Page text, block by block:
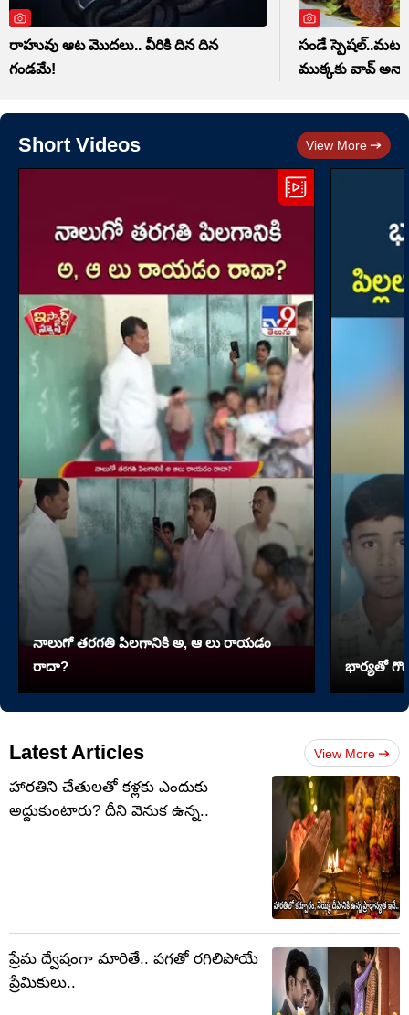
రాహువు ఆట మొదలు.. వీరికి దిన దిన
గండమే!
సండే స్పెషల్..మటన్
ముక్కకు వావ్
Short Videos View More
నాలుగో త‌ర‌గతి పిలగానికి అ, ఆ లు రాయ‌డం
రాదా?
భార్యతో
Latest Articles View More
హారతిని చేతులతో కళ్లకు ఎందుకు
అద్దుకుంటారు? దీని వెనుక ఉన్న..
ప్రేమ ద్వేషంగా మారితే.. పగతో రగిలిపోయే
ప్రేమికులు..